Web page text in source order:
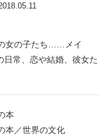
女の子たち……メイ
日常、恋や結婚、彼女た
本
本／世界の文化